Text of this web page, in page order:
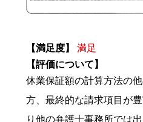
【満足度】
満足
【評価について】
休業保証額の計算方法の
方、最終的な請求項目が
り他の弁護士事務所では